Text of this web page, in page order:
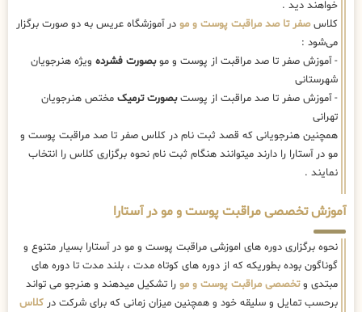
خواهند دید .
کلاسصفر تا صد مراقبت پوست و مو در آموزشگاه عریس به دو صورت برگزار
می‌شود :
- آموزش صفر تا صد مراقبت از پوست و موبصورت فشرده ویژه هنرجویان
شهرستانی
- آموزش صفر تا صد مراقبت از پوستبصورت ترمیک مختص هنرجویان
تهرانی
همچنین هنرجویانی که قصد ثبت نام در کلاس صفر تا صد مراقبت پوست و
مو در آستارا را دارند میتوانند هنگام ثبت نام نحوه برگزاری کلاس را انتخاب
نمایند .
آموزش تخصصی مراقبت پوست و مو در آستارا
نحوه برگزاری دوره های اموزشی مراقبت پوست و مو در آستارا بسیار متنوع و
گوناگون بوده بطوریکه که از دوره های کوتاه مدت ، بلند مدت تا دوره های
مبتدی وتخصصی مراقبت پوست و مو را تشکیل میدهند و هنرجو می تواند
برحسب تمایل و سلیقه خود و همچنین میزان زمانی که برای شرکت در کلاس